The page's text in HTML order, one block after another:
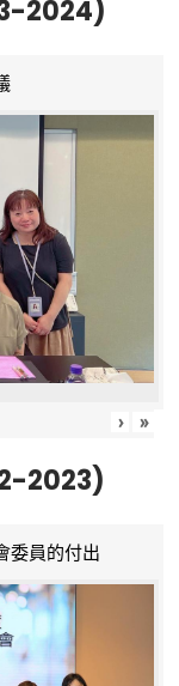
2024)
› »
2023)
委員的付出